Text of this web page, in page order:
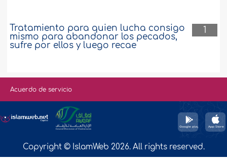
1
Tratamiento para quien lucha consigo
mismo para abandonar los pecados,
sufre por ellos y luego recae
Acuerdo de servicio
Copyright © IslamWeb 2026. All rights reserved.